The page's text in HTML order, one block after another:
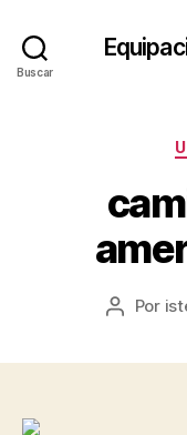
Buscar
Autor
Por